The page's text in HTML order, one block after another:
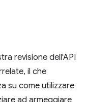
revisione dell'API
il che
su come utilizzare